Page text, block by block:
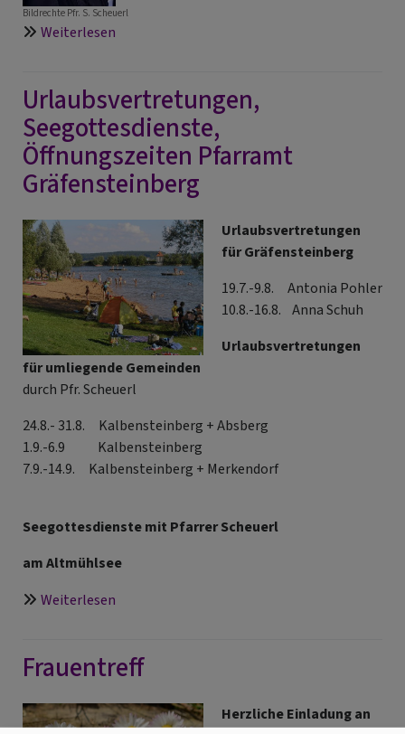
Bildrechte Pfr. S. Scheuerl
Weiterlesen
26.07.2026
Pfarrer
Stefan
Scheuerl
dem
Thema:
Die
richtigen
Fragen
stellen
Joh
9,
1-
7
Urlaubsvertretungen,
Seegottesdienste,
Öffnungszeiten Pfarramt
Gräfensteinberg
Urlaubsvertretungen
für Gräfensteinberg
19.7.-9.8. Antonia Pohler
10.8.-16.8. Anna Schuh
Urlaubsvertretungen
für umliegende Gemeinden
durch Pfr. Scheuerl
24.8.- 31.8. Kalbensteinberg + Absberg
1.9.-6.9 Kalbensteinberg
7.9.-14.9. Kalbensteinberg + Merkendorf
Seegottesdienste mit Pfarrer Scheuerl
am Altmühlsee
Weiterlesen
Öffnungszeiten
Gräfensteinberg
Frauentreff
Herzliche Einladung an